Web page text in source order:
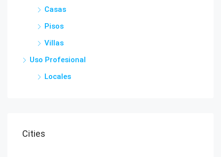
Casas
Pisos
Villas
Uso Profesional
Locales
Cities